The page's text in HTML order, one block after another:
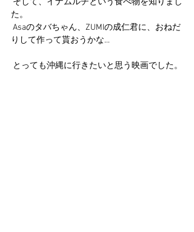
た。
りして作って貰おうかな...
とっても沖縄に行きたいと思う映画でした。